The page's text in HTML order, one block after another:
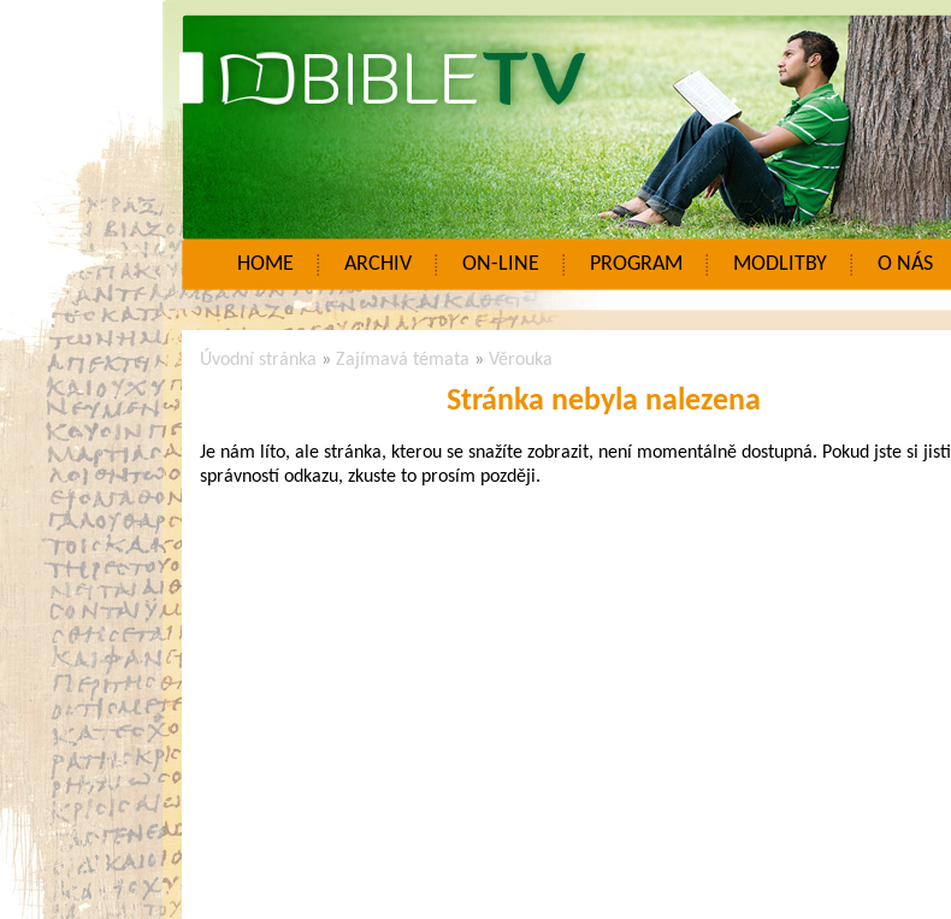
HOME ARCHIV ON-LINE PROGRAM MODLITBY O NÁS
Úvodní stránka » Zajímavá témata » Věrouka
Stránka nebyla nalezena
Je nám líto, ale stránka, kterou se snažíte zobrazit, není momentálně dostupná. Pokud jste si jisti
správností odkazu, zkuste to prosím později.